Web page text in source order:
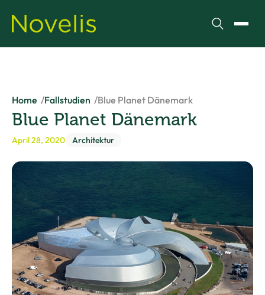
Suchen
Home Fallstudien Blue Planet Dänemark
Blue Planet Dänemark
April 28, 2020 Architektur